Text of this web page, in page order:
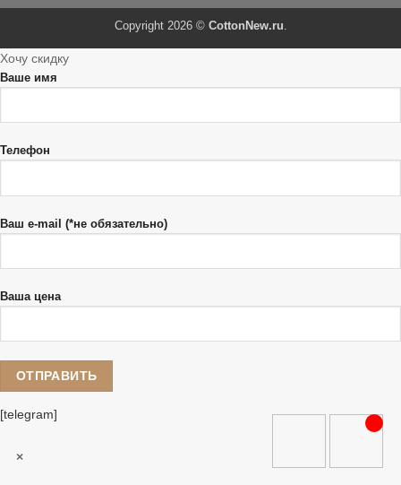
Copyright 2026 © CottonNew.ru.
Хочу скидку
Ваше имя
Телефон
Ваш e-mail (*не обязательно)
Ваша цена
[telegram]
×